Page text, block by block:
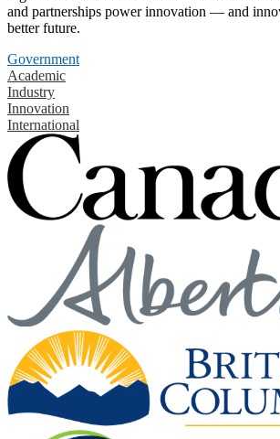
and partnerships power innovation — and
better future.
Government
Academic
Industry
Innovation
International